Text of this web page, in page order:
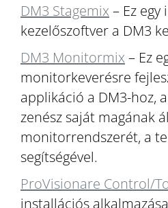
DM3 Stagemix – Ez
kezelőszoftver a DM3
DM3 Monitormix – Ez
monitorkeverésre
applikáció a DM3-hoz,
zenész saját magának
monitorrendszerét, a
segítségével.
ProVisionare Control/
installációs